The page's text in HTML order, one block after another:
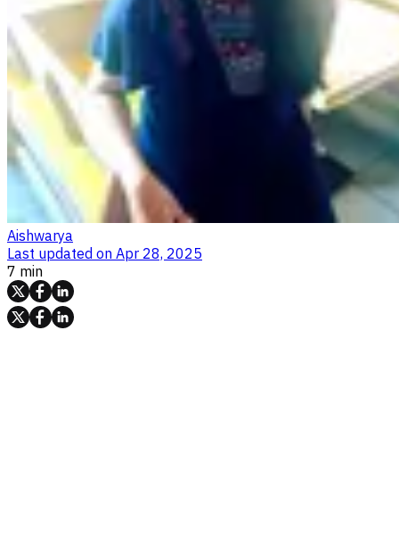
Aishwarya
Last updated on Apr 28, 2025
7 min